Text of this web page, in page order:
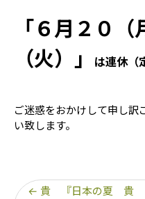
「６月２０（
（火）」
は連休（
ご迷惑をおかけして申し訳
い致します。
← 貴 『日本の夏 貴